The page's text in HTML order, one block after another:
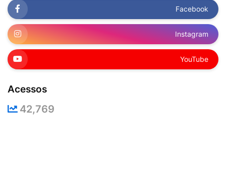
Facebook
Instagram
YouTube
Acessos
42,769